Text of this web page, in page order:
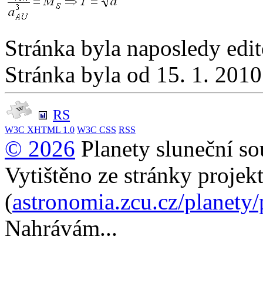
Stránka byla naposledy
Stránka byla od 15. 1.
RS
W3C XHTML 1.0 W3C CSS RSS
© 2026 Planety sluneční
Vytištěno ze stránky
(astronomia.zcu.cz/
Nahrávám...